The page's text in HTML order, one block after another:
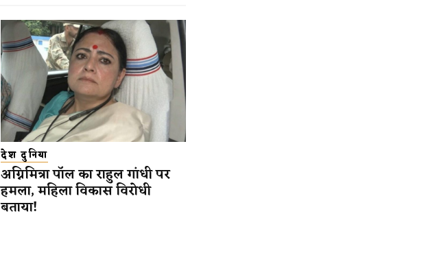
देश दुनिया
अग्निमित्रा पॉल का राहुल गांधी पर
हमला, महिला विकास विरोधी
बताया!